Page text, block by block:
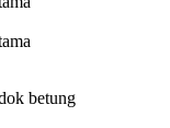
betung